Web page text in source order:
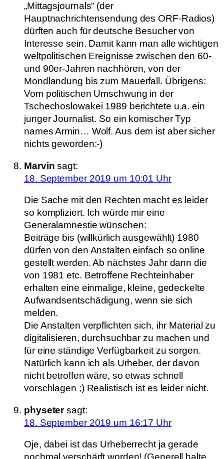
„Mittagsjournals“ (der
Hauptnachrichtensendung des ORF-Radios)
dürften auch für deutsche Besucher von
Interesse sein. Damit kann man alle wichtigen
weltpolitischen Ereignisse zwischen den 60-
und 90er-Jahren nachhören, von der
Mondlandung bis zum Mauerfall. Übrigens:
Vom politischen Umschwung in der
Tschechoslowakei 1989 berichtete u.a. ein
junger Journalist. So ein komischer Typ
names Armin… Wolf. Aus dem ist aber sicher
nichts geworden:-)
Marvin sagt:
18. September 2019 um 10:01 Uhr
Die Sache mit den Rechten macht es leider
so kompliziert. Ich würde mir eine
Generalamnestie wünschen:
Beiträge bis (willkürlich ausgewählt) 1980
dürfen von den Anstalten einfach so online
gestellt werden. Ab nächstes Jahr dann die
von 1981 etc. Betroffene Rechteinhaber
erhalten eine einmalige, kleine, gedeckelte
Aufwandsentschädigung, wenn sie sich
melden.
Die Anstalten verpflichten sich, ihr Material zu
digitalisieren, durchsuchbar zu machen und
für eine ständige Verfügbarkeit zu sorgen.
Natürlich kann ich als Urheber, der davon
nicht betroffen wäre, so etwas schnell
vorschlagen ;) Realistisch ist es leider nicht.
physeter sagt:
18. September 2019 um 16:17 Uhr
Oje, dabei ist das Urheberrecht ja gerade
nochmal verschärft worden! (Generell halte